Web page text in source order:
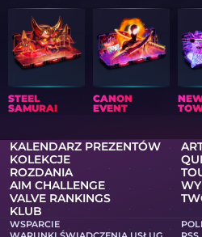
STEEL
SAMURAI
CANON
EVENT
KALENDARZ PREZENTÓW
KOLEKCJE
ROZDANIA
AIM CHALLENGE
VALVE RANKINGS
KLUB
WSPARCIE